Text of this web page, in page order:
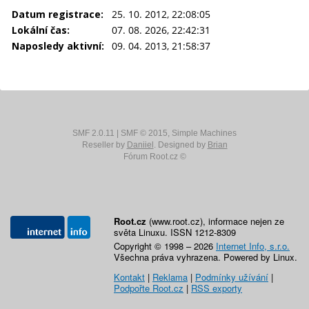
Datum registrace:
25. 10. 2012, 22:08:05
Lokální čas:
07. 08. 2026, 22:42:31
Naposledy aktivní:
09. 04. 2013, 21:58:37
SMF 2.0.11 SMF © 2015, Simple Machines
Reseller by Daniiel . Designed by Brian
Fórum Root.cz ©
Root.cz (www.root.cz), informace nejen ze
světa Linuxu. ISSN 1212-8309
Copyright © 1998 – 2026 Internet Info, s.r.o.
Všechna práva vyhrazena. Powered by Linux.
Kontakt | Reklama | Podmínky užívání |
Podpořte Root.cz | RSS exporty